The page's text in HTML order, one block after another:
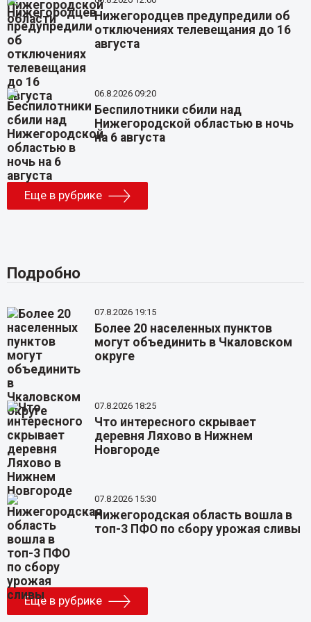
Нижегородцев предупредили об
отключениях телевещания до 16
августа
06.8.2026 09:20
Беспилотники сбили над
Нижегородской областью в ночь
на 6 августа
Еще в рубрике
Подробно
07.8.2026 19:15
Более 20 населенных пунктов
могут объединить в Чкаловском
округе
07.8.2026 18:25
Что интересного скрывает
деревня Ляхово в Нижнем
Новгороде
07.8.2026 15:30
Нижегородская область вошла в
топ-3 ПФО по сбору урожая сливы
Еще в рубрике